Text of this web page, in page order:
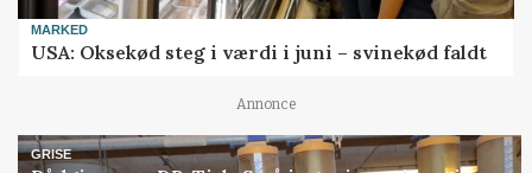
MARKED
USA: Oksekød steg i værdi i juni – svinekød faldt
Annonce
GRISE